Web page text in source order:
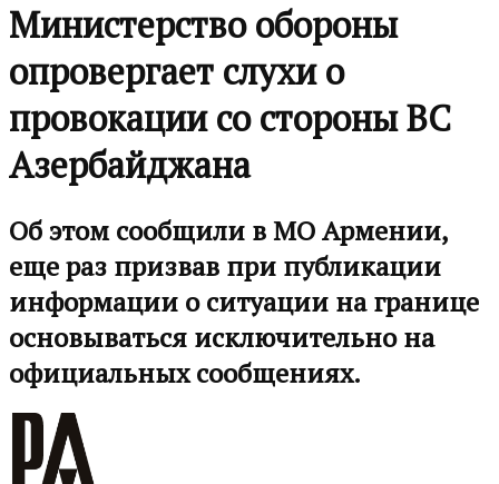
Министерство обороны
опровергает слухи о
провокации со стороны ВС
Азербайджана
Об этом сообщили в МО Армении,
еще раз призвав при публикации
информации о ситуации на границе
основываться исключительно на
официальных сообщениях.